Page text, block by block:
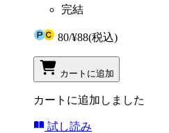
完結
80/¥88(税込)
カートに追加
カートに追加しました
試し読み